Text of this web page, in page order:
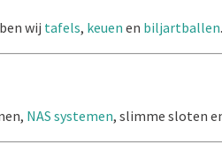
wij tafels, keuen en biljartballen.
NAS systemen, slimme sloten